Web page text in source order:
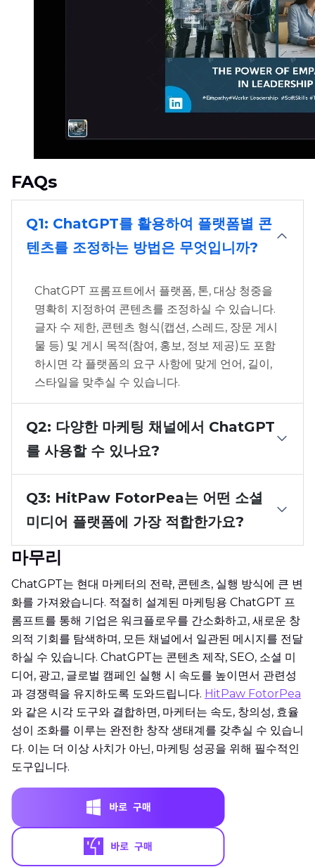
FAQs
Q1: ChatGPT를 활용하여 플랫폼별 콘
텐츠를 조정하는 방법은 무엇입니까?
ChatGPT 프롬프트에서 플랫폼, 톤, 대상 청중을
명확히 지정하여 콘텐츠를 조정하실 수 있습니다.
글자 수 제한, 콘텐츠 형식(캡션, 스레드, 장문 게시
물 등) 및 게시 목적(참여, 홍보, 정보 제공)도 포함
하시면 각 플랫폼의 요구 사항에 맞게 언어, 길이,
스타일을 맞추실 수 있습니다.
Q2: 다양한 마케팅 채널에서 ChatGPT
를 사용할 수 있나요?
Q3: HitPaw FotorPea는 어떤 소셜
미디어 플랫폼에 가장 적합한가요?
마무리
ChatGPT는 현대 마케터의 전략, 콘텐츠, 실행 방식에 큰 변
화를 가져왔습니다. 적절히 설계된 마케팅용 ChatGPT 프
롬프트를 통해 기업은 워크플로우를 간소화하고, 새로운 창
의적 기회를 탐색하며, 모든 채널에서 일관된 메시지를 전달
하실 수 있습니다. ChatGPT는 콘텐츠 제작, SEO, 소셜 미
디어, 광고, 글로벌 캠페인 실행 시 속도를 높이면서 관련성
과 경쟁력을 유지하도록 도와드립니다. HitPaw FotorPea
와 같은 시각 도구와 결합하면, 마케터는 속도, 창의성, 효율
성이 조화를 이루는 완전한 창작 생태계를 갖추실 수 있습니
다. 이는 더 이상 사치가 아닌, 마케팅 성공을 위해 필수적인
도구입니다.